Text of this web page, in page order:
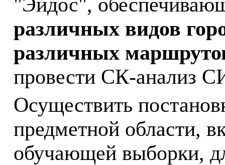
различных видов
различных
провести СК-анализ
Осуществить
предметной области,
обучающей выборки,